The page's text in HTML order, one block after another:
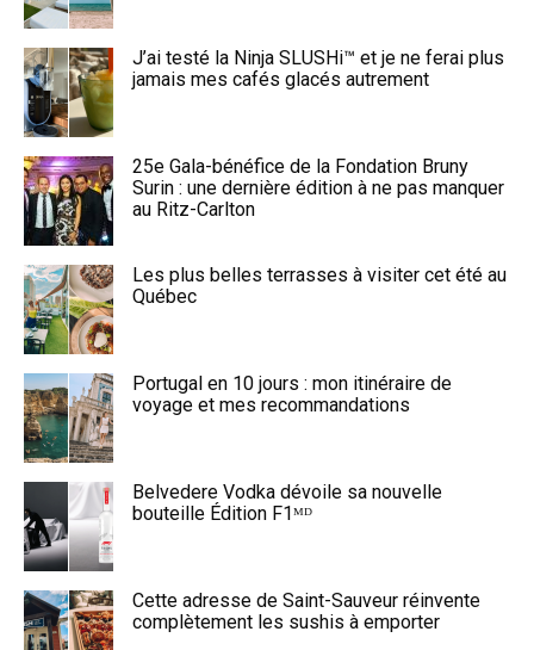
J’ai testé la Ninja SLUSHi™ et je ne ferai plus
jamais mes cafés glacés autrement
25e Gala-bénéfice de la Fondation Bruny
Surin : une dernière édition à ne pas manquer
au Ritz-Carlton
Les plus belles terrasses à visiter cet été au
Québec
Portugal en 10 jours : mon itinéraire de
voyage et mes recommandations
Belvedere Vodka dévoile sa nouvelle
bouteille Édition F1ᴹᴰ
Cette adresse de Saint-Sauveur réinvente
complètement les sushis à emporter